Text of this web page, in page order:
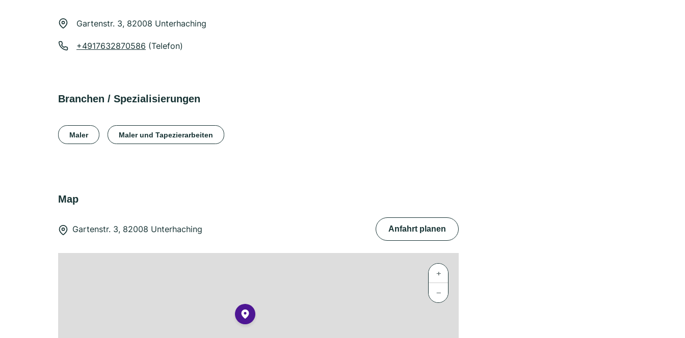
Gartenstr. 3, 82008 Unterhaching
+4917632870586 (Telefon)
Branchen / Spezialisierungen
Maler Maler und Tapezierarbeiten
Map
Gartenstr. 3, 82008 Unterhaching Anfahrt planen
+
−